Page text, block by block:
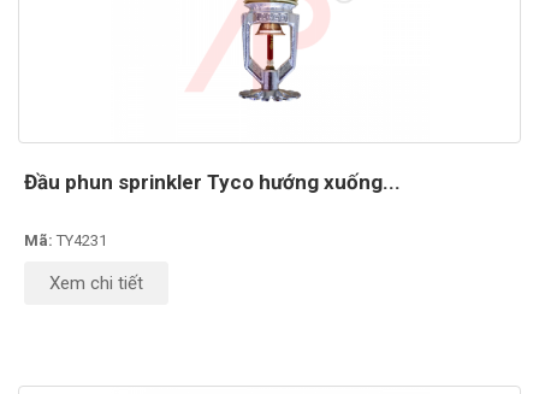
Đầu phun sprinkler Tyco hướng xuống...
Mã: TY4231
Xem chi tiết